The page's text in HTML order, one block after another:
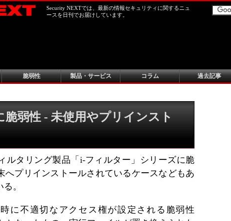
Security NEXTでは、最新の情報セキュリティに関するニュ
ースを日刊でお届けしています。
脆弱性 製品・サービス コラム 過去記事
脆弱性 - 未使用やプリインスト
ルタリング製品「i-フィルター」シリーズに脆
へプリインストールされているケースなどもあ
。
に不適切なアクセス権が設定される脆弱性